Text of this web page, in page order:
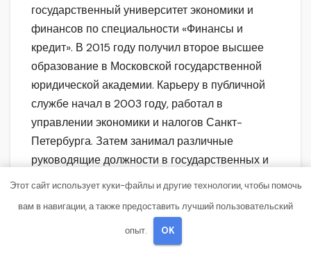
государственный университет экономики и
финансов по специальности «Финансы и
кредит». В 2015 году получил второе высшее
образование в Московской государственной
юридической академии. Карьеру в публичной
службе начал в 2003 году, работал в
управлении экономики и налогов Санкт-
Петербурга. Затем занимал различные
руководящие должности в государственных и
муниципальных органах в Санкт-Петербурге и
назначен вице-губернатором Ленинградской
области по вопросам экономики.
Этот сайт использует куки-файлы и другие технологии, чтобы помочь
вам в навигации, а также предоставить лучший пользовательский
опыт. OK